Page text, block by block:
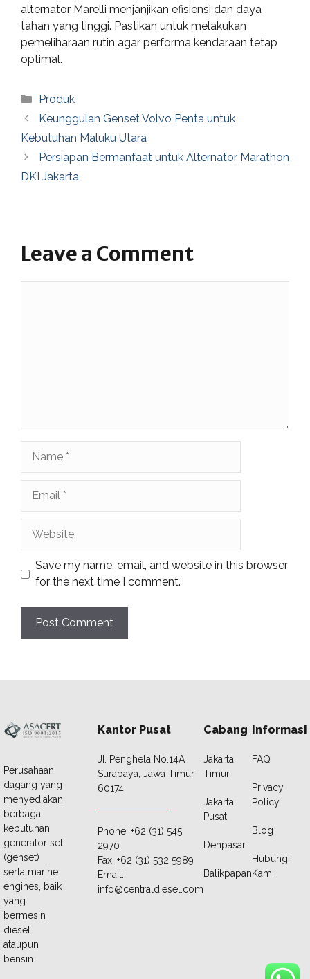
alternator Marelli menjanjikan efisiensi dan daya
tahan yang tinggi. Pastikan untuk melakukan
pemeliharaan rutin agar performa kendaraan tetap
optimal.
Categories
Produk
Keunggulan Genset Volvo Penta untuk
Kebutuhan Maluku Utara
Persiapan Bermanfaat untuk Alternator Marathon
DKI Jakarta
Leave a Comment
Save my name, email, and website in this browser
for the next time I comment.
Perusahaan
dagang yang
menyediakan
berbagai
kebutuhan
generator set
(genset)
serta marine
engines, baik
yang
bermesin
diesel
ataupun
bensin.
Kantor Pusat
JI. Penghela No.14A
Surabaya, Jawa Timur
60174
Phone: +62 (31) 545
2970
Fax: +62 (31) 532 5989
Email:
info@centraldiesel.com
Cabang
Jakarta
Timur
Jakarta
Pusat
Denpasar
Balikpapan
Informasi
FAQ
Privacy
Policy
Blog
Hubungi
Kami